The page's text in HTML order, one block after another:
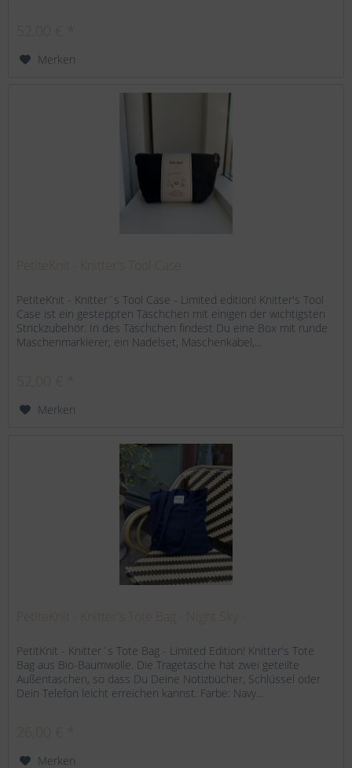
Merken
PetiteKnit - Knitter´s Tool Case - Limited edition! Knitter's Tool
Case ist ein gesteppten Täschchen mit einigen der wichtigsten
Strickzubehör. In des Täschchen findest Du eine Box mit runde
Maschenmarkierer, ein Nadelset, Maschenkabel,...
Merken
PetitKnit - Knitter´s Tote Bag - Limited Edition! Knitter's Tote
Bag aus Bio-Baumwolle. Die Tragetasche hat zwei geteilte
Außentaschen, so dass Du Deine Notizbücher, Schlüssel oder
Dein Telefon leicht erreichen kannst. Farbe: Navy...
Merken